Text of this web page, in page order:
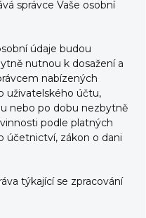
správce Vaše osobní
údaje budou
nutnou k dosažení a
nabízených
uživatelského účtu,
nebo po dobu nezbytně
podle platných
účetnictví, zákon o dani
týkající se zpracování